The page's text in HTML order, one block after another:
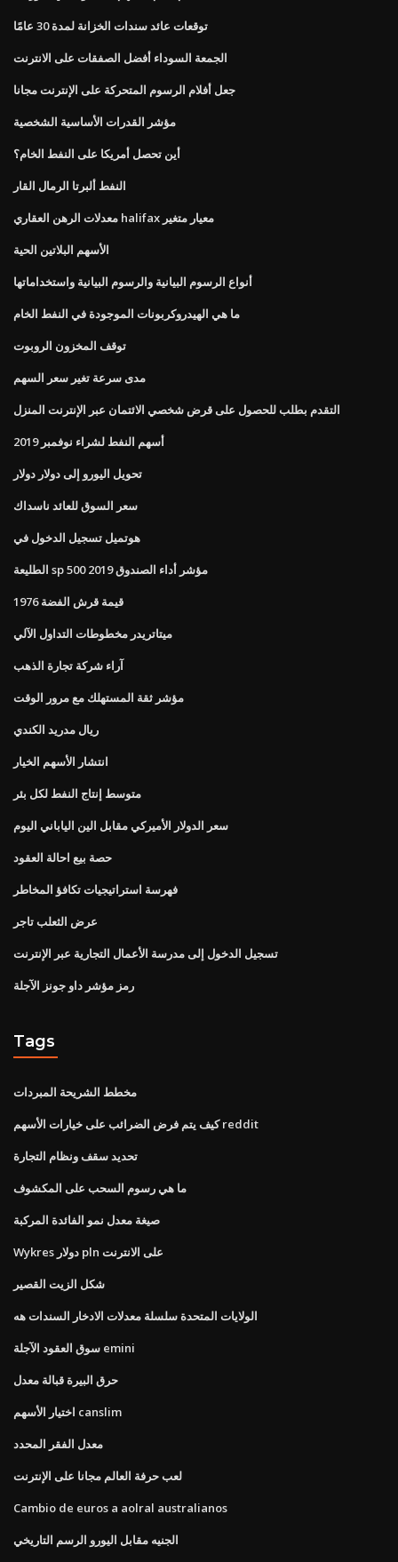
توقعات عائد سندات الخزانة لمدة 30 عامًا
الجمعة السوداء أفضل الصفقات على الانترنت
جعل أفلام الرسوم المتحركة على الإنترنت مجانا
مؤشر القدرات الأساسية الشخصية
أين تحصل أمريكا على النفط الخام؟
النفط ألبرتا الرمال القار
معدلات الرهن العقاري halifax معيار متغير
الأسهم البلاتين الحية
أنواع الرسوم البيانية والرسوم البيانية واستخداماتها
ما هي الهيدروكربونات الموجودة في النفط الخام
توقف المخزون الروبوت
مدى سرعة تغير سعر السهم
التقدم بطلب للحصول على قرض شخصي الائتمان عبر الإنترنت المنزل
أسهم النفط لشراء نوفمبر 2019
تحويل اليورو إلى دولار دولار
سعر السوق للعائد ناسداك
هوتميل تسجيل الدخول في
الطليعة sp 500 مؤشر أداء الصندوق 2019
1976 قيمة قرش الفضة
ميتاتريدر مخطوطات التداول الآلي
آراء شركة تجارة الذهب
مؤشر ثقة المستهلك مع مرور الوقت
ريال مدريد الكندي
انتشار الأسهم الخيار
متوسط ​​إنتاج النفط لكل بئر
سعر الدولار الأميركي مقابل الين الياباني اليوم
حصة بيع احالة العقود
فهرسة استراتيجيات تكافؤ المخاطر
عرض الثعلب تاجر
تسجيل الدخول إلى مدرسة الأعمال التجارية عبر الإنترنت
رمز مؤشر داو جونز الآجلة
Tags
مخطط الشريحة المبردات
كيف يتم فرض الضرائب على خيارات الأسهم reddit
تحديد سقف ونظام التجارة
ما هي رسوم السحب على المكشوف
صيغة معدل نمو الفائدة المركبة
Wykres دولار pln على الانترنت
شكل الزيت القصير
الولايات المتحدة سلسلة معدلات الادخار السندات هه
سوق العقود الآجلة emini
حرق البيرة قبالة معدل
اختيار الأسهم canslim
معدل الفقر المحدد
لعب حرفة العالم مجانا على الإنترنت
Cambio de euros a aolral australianos
الجنيه مقابل اليورو الرسم التاريخي